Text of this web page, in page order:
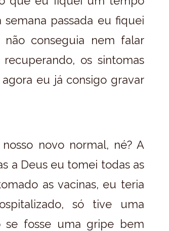
passada eu fiquei
conseguia nem falar
os sintomas
eu já consigo gravar
novo normal, né? A
a Deus eu tomei todas as
as vacinas, eu teria
só tive uma
se fosse uma gripe bem